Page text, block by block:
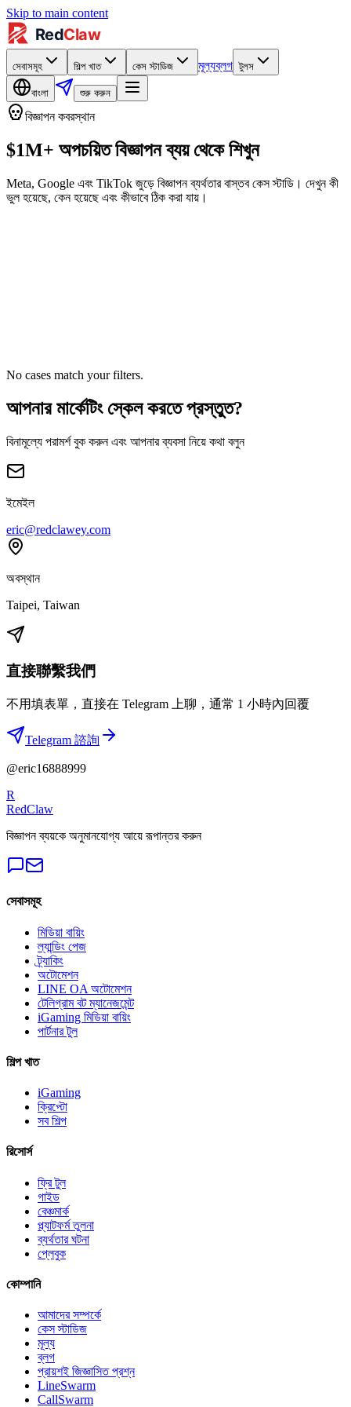
Skip to main content
সেবাসমূহ শিল্প খাত কেস স্টাডিজ মূল্যব্লগ টুলস
বাংলা শুরু করুন
বিজ্ঞাপন কবরস্থান
$1M+ অপচয়িত বিজ্ঞাপন ব্যয় থেকে শিখুন
Meta, Google এবং TikTok জুড়ে বিজ্ঞাপন ব্যর্থতার বাস্তব কেস স্টাডি। দেখুন কী
ভুল হয়েছে, কেন হয়েছে এবং কীভাবে ঠিক করা যায়।
No cases match your filters.
আপনার মার্কেটিং স্কেল করতে প্রস্তুত?
বিনামূল্যে পরামর্শ বুক করুন এবং আপনার ব্যবসা নিয়ে কথা বলুন
ইমেইল
eric@redclawey.com
অবস্থান
Taipei, Taiwan
直接聯繫我們
不用填表單，直接在 Telegram 上聊，通常 1 小時內回覆
Telegram 諮詢
@eric16888999
R
RedClaw
বিজ্ঞাপন ব্যয়কে অনুমানযোগ্য আয়ে রূপান্তর করুন
সেবাসমূহ
মিডিয়া বায়িং
ল্যান্ডিং পেজ
ট্র্যাকিং
অটোমেশন
LINE OA অটোমেশন
টেলিগ্রাম বট ম্যানেজমেন্ট
iGaming মিডিয়া বায়িং
পার্টনার টুল
শিল্প খাত
iGaming
ক্রিপ্টো
সব শিল্প
রিসোর্স
ফ্রি টুল
গাইড
বেঞ্চমার্ক
প্ল্যাটফর্ম তুলনা
ব্যর্থতার ঘটনা
প্লেবুক
কোম্পানি
আমাদের সম্পর্কে
কেস স্টাডিজ
মূল্য
ব্লগ
প্রায়শই জিজ্ঞাসিত প্রশ্ন
LineSwarm
CallSwarm